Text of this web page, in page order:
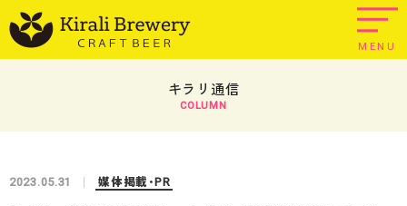
MENU
キラリ通信
COLUMN
2023.05.31 媒体掲載･PR